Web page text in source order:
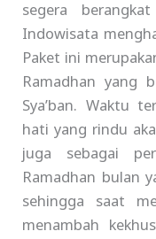
segera
Indowisata
Paket ini
Ramadhan yang
Sya’ban. Waktu
hati yang rindu
juga sebagai
Ramadhan bulan
sehingga saat
menambah